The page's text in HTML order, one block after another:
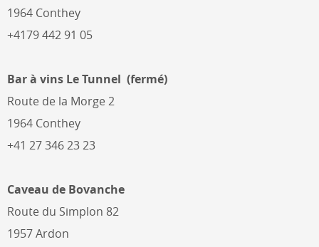
1964 Conthey
+4179 442 91 05
Bar à vins Le Tunnel (fermé)
Route de la Morge 2
1964 Conthey
+41 27 346 23 23
Caveau de Bovanche
Route du Simplon 82
1957 Ardon